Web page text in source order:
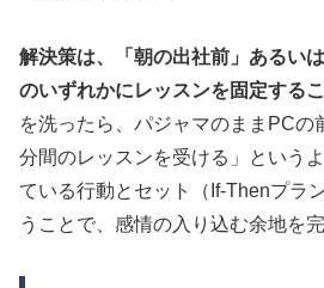
解決策は、「朝の出社前」あるい
のいずれかにレッスンを固定するこ
を洗ったら、パジャマのままPCの
分間のレッスンを受ける」という
ている行動とセット（If-Thenプラ
うことで、感情の入り込む余地を